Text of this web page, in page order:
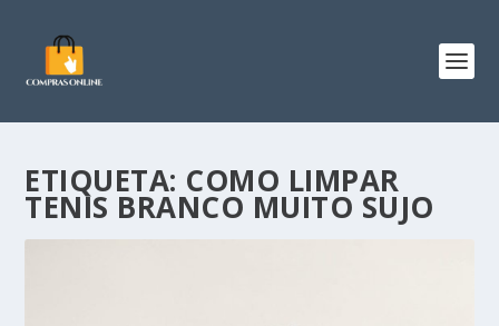
ETIQUETA: COMO LIMPAR
TENIS BRANCO MUITO SUJO